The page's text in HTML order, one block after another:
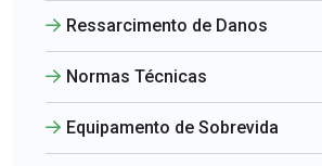
Ressarcimento de Danos
Normas Técnicas
Equipamento de Sobrevida